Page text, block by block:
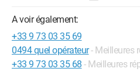
A voir également:
+33 9 73 03 35 69
0494 quel opérateur- Meilleures
+33 9 73 03 35 68 - Meilleures